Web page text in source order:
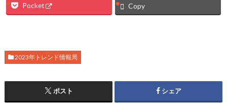
Pocket Copy
2023年トレンド情報局
ポスト シェア